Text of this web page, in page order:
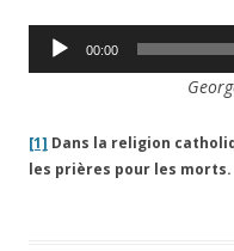
Lecteur
00:00
[1] Dans la religion
les prières pour les morts.